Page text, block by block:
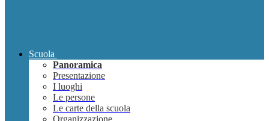
Scuola
Panoramica
Presentazione
I luoghi
Le persone
Le carte della scuola